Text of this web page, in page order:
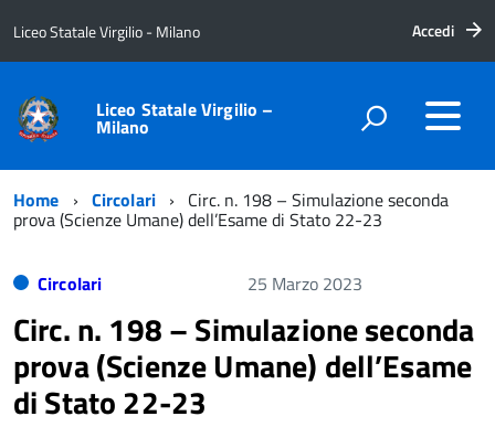
Liceo Statale Virgilio - Milano Accedi
Liceo Statale Virgilio –
Milano
Home Circolari Circ. n. 198 – Simulazione seconda
prova (Scienze Umane) dell’Esame di Stato 22-23
Circolari 25 Marzo 2023
Circ. n. 198 – Simulazione seconda
prova (Scienze Umane) dell’Esame
di Stato 22-23